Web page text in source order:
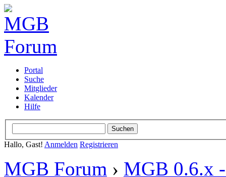
Portal
Suche
Mitglieder
Kalender
Hilfe
Hallo, Gast! Anmelden Registrieren
MGB Forum › MGB 0.6.x